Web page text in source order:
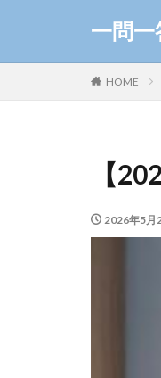
一問一
HOME
【
2026年5月